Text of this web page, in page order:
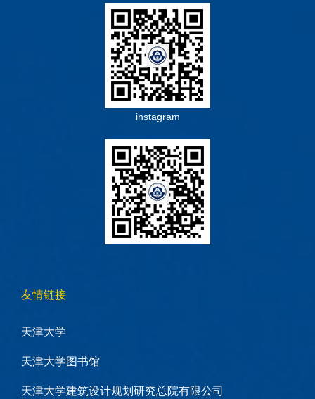
instagram
友情链接
天津大学
天津大学图书馆
天津大学建筑设计规划研究总院有限公司